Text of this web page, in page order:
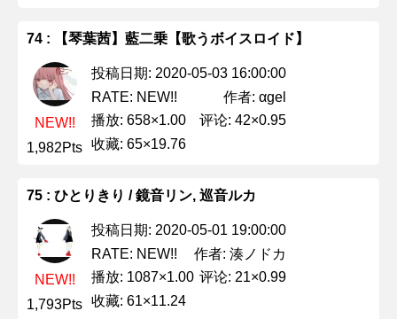
74 : 【琴葉茜】藍二乗【歌うボイスロイド】
NEW!!
1,982Pts
投稿日期: 2020-05-03 16:00:00
RATE: NEW!!
作者: αgel
播放: 658×1.00
评论: 42×0.95
收藏: 65×19.76
75 : ひとりきり / 鏡音リン, 巡音ルカ
NEW!!
1,793Pts
投稿日期: 2020-05-01 19:00:00
RATE: NEW!!
作者: 湊ノドカ
播放: 1087×1.00 评论: 21×0.99
收藏: 61×11.24